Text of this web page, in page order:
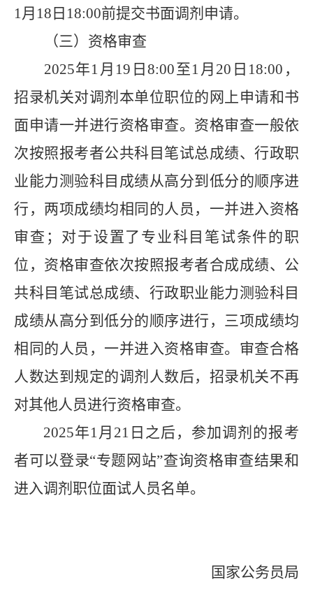
1 月 18 日 18:00前提交书面调剂申请。
（三）资格审查
2025年1 月 19 日 8:00至1 月 20 日 18:00 ，
招录机关对调剂本单位职位的网上申请和书
面申请一并进行资格审查。资格审查一般依
次按照报考者公共科目笔试总成绩、行政职
业能力测验科目成绩从高分到低分的顺序进
行，两项成绩均相同的人员，一并进入资格
审查；对于设置了专业科目笔试条件的职
位，资格审查依次按照报考者合成成绩、公
共科目笔试总成绩、行政职业能力测验科目
成绩从高分到低分的顺序进行，三项成绩均
相同的人员，一并进入资格审查。审查合格
人数达到规定的调剂人数后，招录机关不再
对其他人员进行资格审查。
2025年1 月 21 日之后，参加调剂的报考
者可以登录“专题网站”查询资格审查结果和
进入调剂职位面试人员名单。
国家公务员局